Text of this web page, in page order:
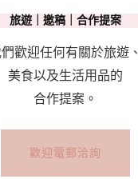
旅遊｜邀稿｜合作提案
歡迎任何有關於旅遊、
美食以及生活用品的
合作提案。
歡迎電郵洽詢